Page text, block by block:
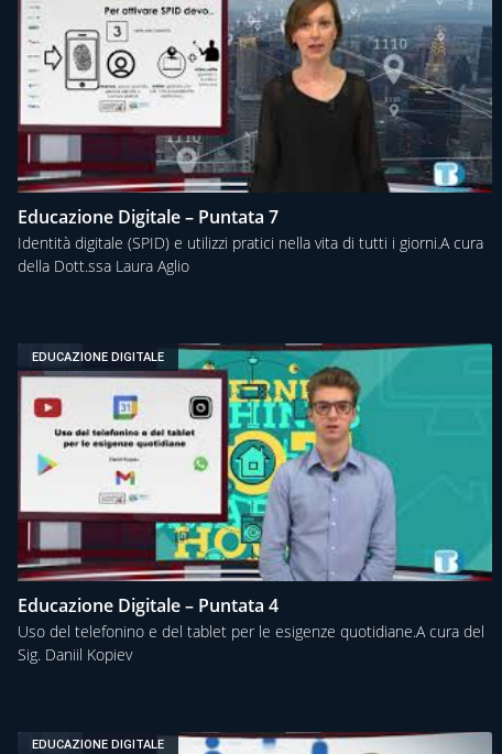
Educazione Digitale – Puntata 7
Identità digitale (SPID) e utilizzi pratici nella vita di tutti i giorni.A cura
della Dott.ssa Laura Aglio
EDUCAZIONE DIGITALE
Educazione Digitale – Puntata 4
Uso del telefonino e del tablet per le esigenze quotidiane.A cura del
Sig. Daniil Kopiev
EDUCAZIONE DIGITALE